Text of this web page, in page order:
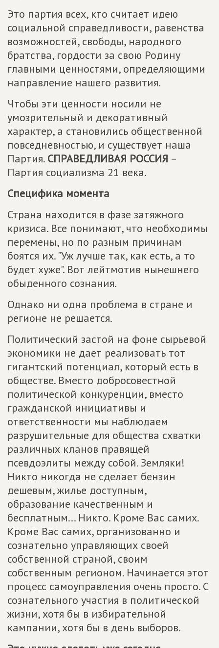
Это партия всех, кто считает идею
социальной справедливости, равенства
возможностей, свободы, народного
братства, гордости за свою Родину
главными ценностями, определяющими
направление нашего развития.
Чтобы эти ценности носили не
умозрительный и декоративный
характер, а становились общественной
повседневностью, и существует наша
Партия. СПРАВЕДЛИВАЯ РОССИЯ –
Партия социализма 21 века.
Специфика момента
Страна находится в фазе затяжного
кризиса. Все понимают, что необходимы
перемены, но по разным причинам
боятся их. "Уж лучше так, как есть, а то
будет хуже". Вот лейтмотив нынешнего
обыденного сознания.
Однако ни одна проблема в стране и
регионе не решается.
Политический застой на фоне сырьевой
экономики не дает реализовать тот
гигантский потенциал, который есть в
обществе. Вместо добросовестной
политической конкуренции, вместо
гражданской инициативы и
ответственности мы наблюдаем
разрушительные для общества схватки
различных кланов правящей
псевдоэлиты между собой. Земляки!
Никто никогда не сделает бензин
дешевым, жилье доступным,
образование качественным и
бесплатным... Никто. Кроме Вас самих.
Кроме Вас самих, организованно и
сознательно управляющих своей
собственной страной, своим
собственным регионом. Начинается этот
процесс самоуправления очень просто. С
сознательного участия в политической
жизни, хотя бы в избирательной
кампании, хотя бы в день выборов.